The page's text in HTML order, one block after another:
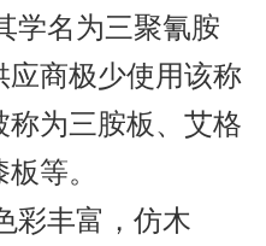
学名为三聚氰胺
应商极少使用该称
为三胺板、艾格
等。
彩丰富，仿木